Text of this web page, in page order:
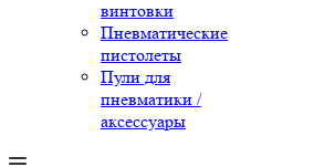
винтовки
Пневматические
пистолеты
Пули для
пневматики /
аксессуары